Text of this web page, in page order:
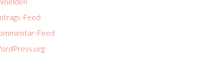
Feed
Feed